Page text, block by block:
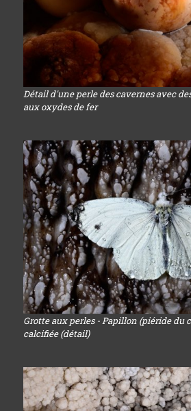
Détail d'une perle des cavernes avec
aux oxydes de fer
Grotte aux perles - Papillon (piéride du
calcifiée (détail)